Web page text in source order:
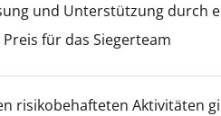
und Unterstützung durch
für das Siegerteam
risikobehafteten Aktivitäten